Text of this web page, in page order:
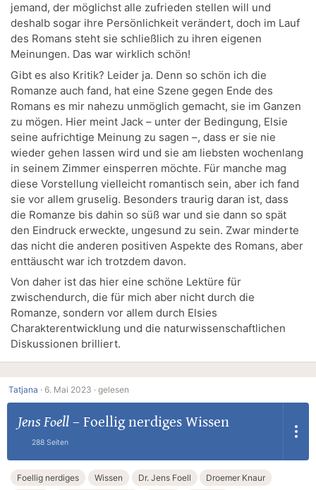
jemand, der möglichst alle zufrieden stellen will und
deshalb sogar ihre Persönlichkeit verändert, doch im Lauf
des Romans steht sie schließlich zu ihren eigenen
Meinungen. Das war wirklich schön!
Gibt es also Kritik? Leider ja. Denn so schön ich die
Romanze auch fand, hat eine Szene gegen Ende des
Romans es mir nahezu unmöglich gemacht, sie im Ganzen
zu mögen. Hier meint Jack – unter der Bedingung, Elsie
seine aufrichtige Meinung zu sagen –, dass er sie nie
wieder gehen lassen wird und sie am liebsten wochenlang
in seinem Zimmer einsperren möchte. Für manche mag
diese Vorstellung vielleicht romantisch sein, aber ich fand
sie vor allem gruselig. Besonders traurig daran ist, dass
die Romanze bis dahin so süß war und sie dann so spät
den Eindruck erweckte, ungesund zu sein. Zwar minderte
das nicht die anderen positiven Aspekte des Romans, aber
enttäuscht war ich trotzdem davon.
Von daher ist das hier eine schöne Lektüre für
zwischendurch, die für mich aber nicht durch die
Romanze, sondern vor allem durch Elsies
Charakterentwicklung und die naturwissenschaftlichen
Diskussionen brilliert.
Tatjana · 6. Mai 2023 · gelesen
Jens Foell– Foellig nerdiges Wissen
288 Seiten
Foellig nerdiges Wissen Dr. Jens Foell
Droemer Knaur